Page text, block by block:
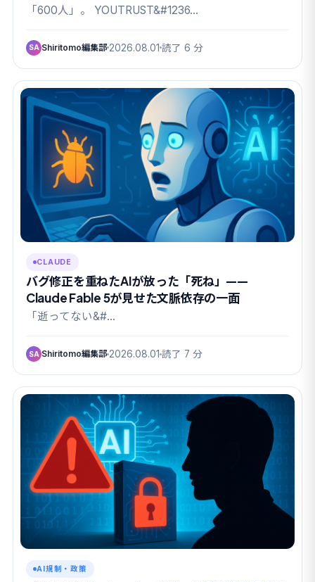
「600人」。 YOUTRUST&#1236…
SA Shiritomo編集部 2026.08.01 読了 6 分
CLAUDE
バグ修正を重ねたAIが放った「死ね」——
Claude Fable 5が見せた文脈依存の一面
「逝ってない&#…
SA Shiritomo編集部 2026.08.01 読了 7 分
AI規制・政策